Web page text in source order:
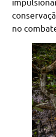
no